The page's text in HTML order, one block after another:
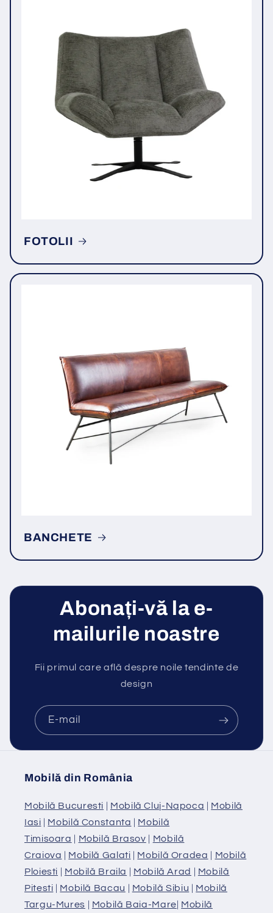
FOTOLII
BANCHETE
Abonați-vă la e-
mailurile noastre
Fii primul care află despre noile tendinte de
design
E-mail
Mobilă din România
Mobilă Bucuresti | Mobilă Cluj-Napoca | Mobilă
Iasi | Mobilă Constanta | Mobilă
Timisoara | Mobilă Brasov | Mobilă
Craiova | Mobilă Galati | Mobilă Oradea | Mobilă
Ploiesti | Mobilă Braila | Mobilă Arad | Mobilă
Pitesti | Mobilă Bacau | Mobilă Sibiu | Mobilă
Targu-Mures | Mobilă Baia-Mare| Mobilă